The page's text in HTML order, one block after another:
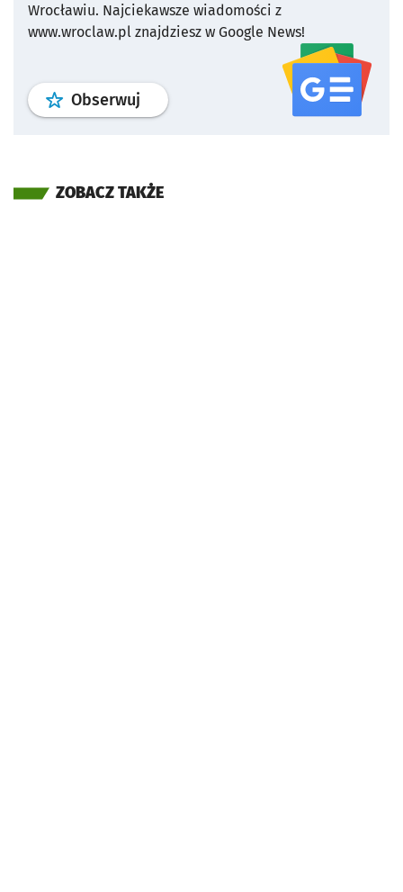
Wrocławiu. Najciekawsze wiadomości z
www.wroclaw.pl znajdziesz w Google News!
Obserwuj profil serwisu
ZOBACZ TAKŻE